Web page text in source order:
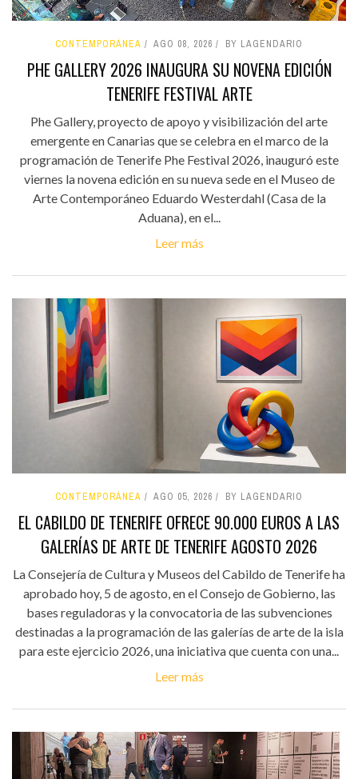
CONTEMPORÁNEA AGO 08, 2026 BY LAGENDARIO
PHE GALLERY 2026 INAUGURA SU NOVENA EDICIÓN
TENERIFE FESTIVAL ARTE
Phe Gallery, proyecto de apoyo y visibilización del arte
emergente en Canarias que se celebra en el marco de la
programación de Tenerife Phe Festival 2026, inauguró este
viernes la novena edición en su nueva sede en el Museo de
Arte Contemporáneo Eduardo Westerdahl (Casa de la
Aduana), en el...
Leer más
CONTEMPORÁNEA AGO 05, 2026 BY LAGENDARIO
EL CABILDO DE TENERIFE OFRECE 90.000 EUROS A LAS
GALERÍAS DE ARTE DE TENERIFE AGOSTO 2026
La Consejería de Cultura y Museos del Cabildo de Tenerife ha
aprobado hoy, 5 de agosto, en el Consejo de Gobierno, las
bases reguladoras y la convocatoria de las subvenciones
destinadas a la programación de las galerías de arte de la isla
para este ejercicio 2026, una iniciativa que cuenta con una...
Leer más